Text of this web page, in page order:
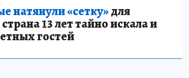
натянули «сетку»для
13 лет тайно искала и
гостей